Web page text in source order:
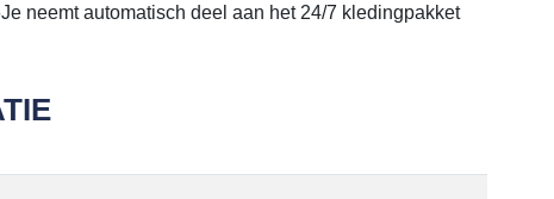
neemt automatisch deel aan het 24/7 kledingpakket